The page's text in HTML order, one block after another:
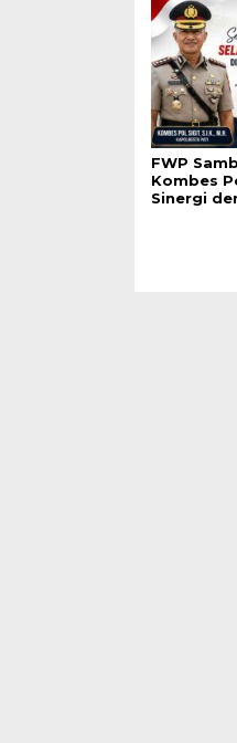
FWP
Kombes
Sinergi